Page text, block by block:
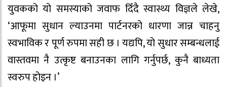
युवकको यो समस्याको जवाफ दिँदै स्वास्थ्य विज्ञले लेखे,
‘आफूमा सुधान ल्याउनमा पार्टनरको धारणा जान्न चाहनु
स्वभाविक र पूर्ण रुपमा सही छ । यद्यपि, यो सुधार सम्बन्धलाई
वास्तवमा नै उत्कृष्ट बनाउनका लागि गर्नुपर्छ, कुनै बाध्यता
स्वरुप होइन ।’